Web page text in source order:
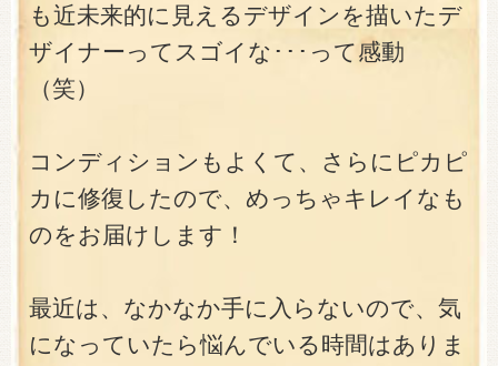
も近未来的に見えるデザインを描いたデ
ザイナーってスゴイな･･･って感動
（笑）
コンディションもよくて、さらにピカピ
カに修復したので、めっちゃキレイなも
のをお届けします！
最近は、なかなか手に入らないので、気
になっていたら悩んでいる時間はありま